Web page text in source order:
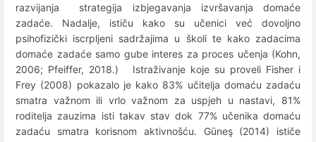
razvijanja strategija izbjegavanja izvršavanja domaće
zadaće. Nadalje, ističu kako su učenici već dovoljno
psihofizički iscrpljeni sadržajima u školi te kako zadacima
domaće zadaće samo gube interes za proces učenja (Kohn,
2006; Pfeiffer, 2018.) Istraživanje koje su proveli Fisher i
Frey (2008) pokazalo je kako 83% učitelja domaću zadaću
smatra važnom ili vrlo važnom za uspjeh u nastavi, 81%
roditelja zauzima isti takav stav dok 77% učenika domaću
zadaću smatra korisnom aktivnošću. Güneş (2014) ističe